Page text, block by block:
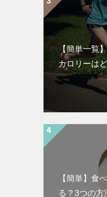
【簡単一覧
カロリーは
【簡単】食
る？3つの方